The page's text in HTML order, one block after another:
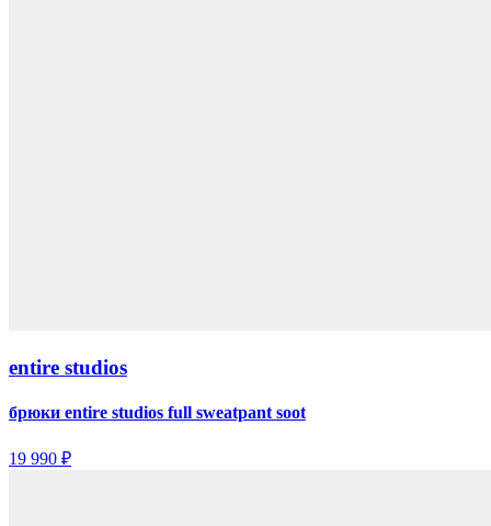
entire studios
брюки entire studios full sweatpant soot
19 990 ₽